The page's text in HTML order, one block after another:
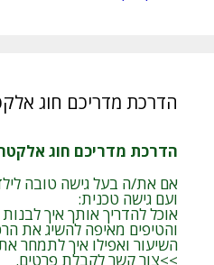
הדרכת מדריכם חוג
הדרכת מדריכם חוג
אם את/ה בעל גישה טובה
ועם גישה טכנית:
אוכל להדריך אותך איך לבנות
והטיפים מאיפה להשיג את
השיעור ואפילו איך לתמחר
>>צור קשר לקבלת פרטים.